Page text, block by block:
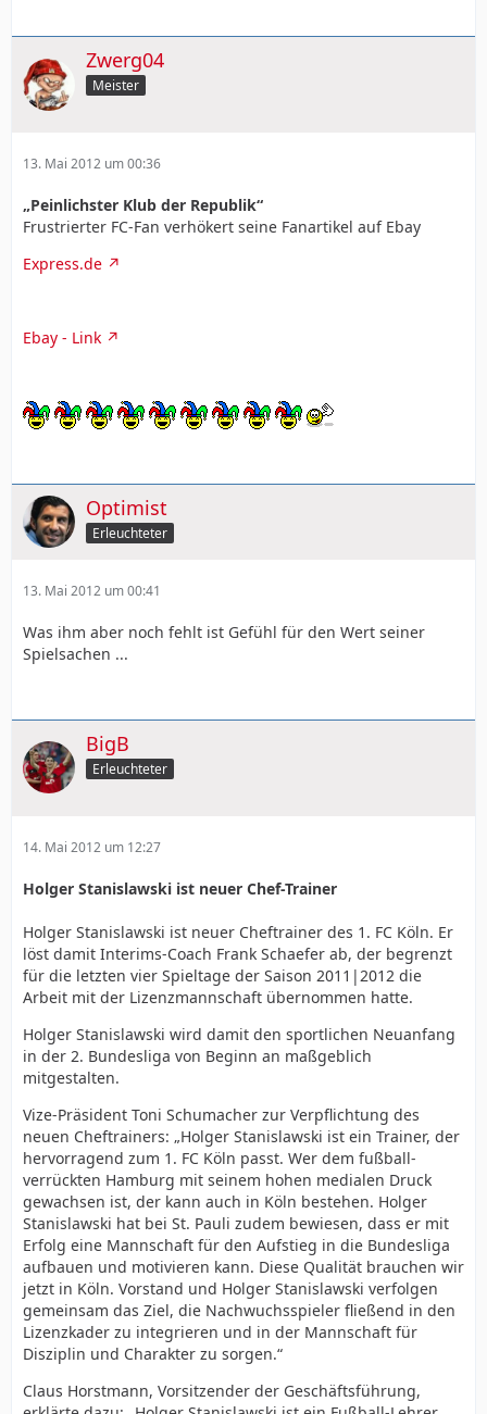
Zwerg04
Meister
13. Mai 2012 um 00:36
„Peinlichster Klub der Republik“
Frustrierter FC-Fan verhökert seine Fanartikel auf Ebay
Express.de
Ebay - Link
Optimist
Erleuchteter
13. Mai 2012 um 00:41
Was ihm aber noch fehlt ist Gefühl für den Wert seiner
Spielsachen ...
BigB
Erleuchteter
14. Mai 2012 um 12:27
Holger Stanislawski ist neuer Chef-Trainer
Holger Stanislawski ist neuer Cheftrainer des 1. FC Köln. Er
löst damit Interims-Coach Frank Schaefer ab, der begrenzt
für die letzten vier Spieltage der Saison 2011|2012 die
Arbeit mit der Lizenzmannschaft übernommen hatte.
Holger Stanislawski wird damit den sportlichen Neuanfang
in der 2. Bundesliga von Beginn an maßgeblich
mitgestalten.
Vize-Präsident Toni Schumacher zur Verpflichtung des
neuen Cheftrainers: „Holger Stanislawski ist ein Trainer, der
hervorragend zum 1. FC Köln passt. Wer dem fußball-
verrückten Hamburg mit seinem hohen medialen Druck
gewachsen ist, der kann auch in Köln bestehen. Holger
Stanislawski hat bei St. Pauli zudem bewiesen, dass er mit
Erfolg eine Mannschaft für den Aufstieg in die Bundesliga
aufbauen und motivieren kann. Diese Qualität brauchen wir
jetzt in Köln. Vorstand und Holger Stanislawski verfolgen
gemeinsam das Ziel, die Nachwuchsspieler fließend in den
Lizenzkader zu integrieren und in der Mannschaft für
Disziplin und Charakter zu sorgen.“
Claus Horstmann, Vorsitzender der Geschäftsführung,